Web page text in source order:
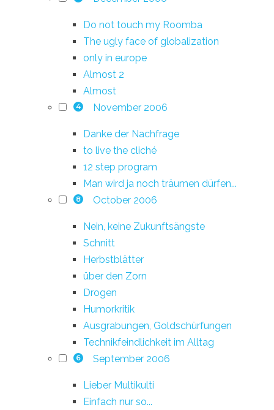
Do not touch my Roomba
The ugly face of globalization
only in europe
Almost 2
Almost
4 November 2006
Danke der Nachfrage
to live the cliché
12 step program
Man wird ja noch träumen dürfen...
8 October 2006
Nein, keine Zukunftsängste
Schnitt
Herbstblätter
über den Zorn
Drogen
Humorkritik
Ausgrabungen, Goldschürfungen
Technikfeindlichkeit im Alltag
6 September 2006
Lieber Multikulti
Einfach nur so...